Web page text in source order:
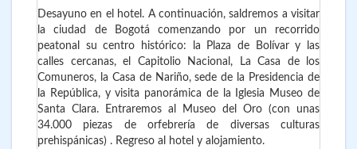
Desayuno en el hotel. A continuación, saldremos a visitar
la ciudad de Bogotá comenzando por un recorrido
peatonal su centro histórico: la Plaza de Bolívar y las
calles cercanas, el Capitolio Nacional, La Casa de los
Comuneros, la Casa de Nariño, sede de la Presidencia de
la República, y visita panorámica de la Iglesia Museo de
Santa Clara. Entraremos al Museo del Oro (con unas
34.000 piezas de orfebrería de diversas culturas
prehispánicas) . Regreso al hotel y alojamiento.